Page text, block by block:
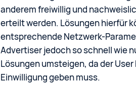
anderem freiwillig und
erteilt werden. Lösungen hierfür
entsprechende Netzwerk-
Advertiser jedoch so schnell wie
Lösungen umsteigen, da der
Einwilligung geben muss.